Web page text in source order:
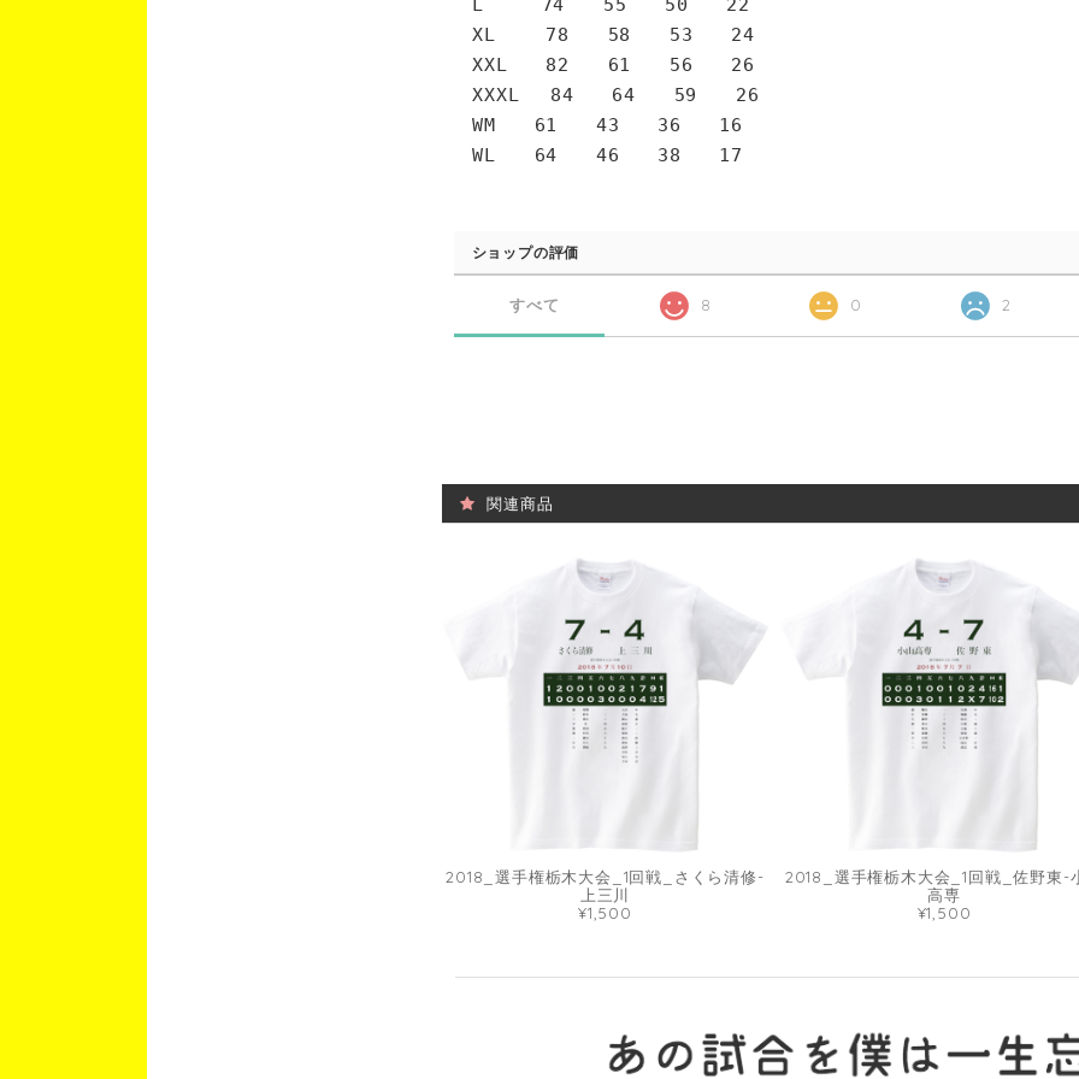
XL 78 58 53 24
XXL 82 61 56 26
XXXL 84 64 59 26
WM 61 43 36 16
WL 64 46 38 17
ショップの評価
すべて 8 0 2
関連商品
2018_選手権栃木大会_1回戦_さくら清修-
上三川
¥1,500
2018_選手権栃木大会_1回戦_佐野東-
高専
¥1,500